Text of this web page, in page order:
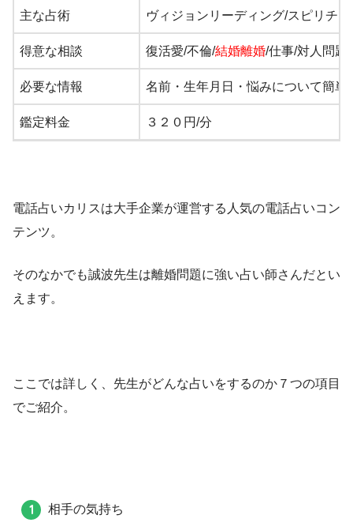
主な占術 ヴィジョンリーディング/スピリチ
得意な相談 復活愛/不倫/結婚離婚/仕事/対人問題
必要な情報 名前・生年月日・悩みについて簡単
鑑定料金 ３２０円/分
電話占いカリスは大手企業が運営する人気の電話占いコン
テンツ。
そのなかでも誠波先生は離婚問題に強い占い師さんだとい
えます。
ここでは詳しく、先生がどんな占いをするのか７つの項目
でご紹介。
相手の気持ち